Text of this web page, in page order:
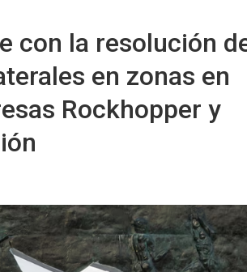
con la resolución
en zonas en
Rockhopper y